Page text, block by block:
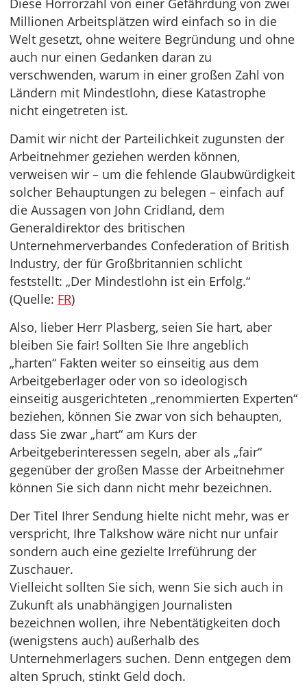
Diese Horrorzahl von einer Gefährdung von zwei
Millionen Arbeitsplätzen wird einfach so in die
Welt gesetzt, ohne weitere Begründung und ohne
auch nur einen Gedanken daran zu
verschwenden, warum in einer großen Zahl von
Ländern mit Mindestlohn, diese Katastrophe
nicht eingetreten ist.
Damit wir nicht der Parteilichkeit zugunsten der
Arbeitnehmer geziehen werden können,
verweisen wir – um die fehlende Glaubwürdigkeit
solcher Behauptungen zu belegen – einfach auf
die Aussagen von John Cridland, dem
Generaldirektor des britischen
Unternehmerverbandes Confederation of British
Industry, der für Großbritannien schlicht
feststellt: „Der Mindestlohn ist ein Erfolg.“
(Quelle: FR)
Also, lieber Herr Plasberg, seien Sie hart, aber
bleiben Sie fair! Sollten Sie Ihre angeblich
„harten“ Fakten weiter so einseitig aus dem
Arbeitgeberlager oder von so ideologisch
einseitig ausgerichteten „renommierten Experten“
beziehen, können Sie zwar von sich behaupten,
dass Sie zwar „hart“ am Kurs der
Arbeitgeberinteressen segeln, aber als „fair“
gegenüber der großen Masse der Arbeitnehmer
können Sie sich dann nicht mehr bezeichnen.
Der Titel Ihrer Sendung hielte nicht mehr, was er
verspricht, Ihre Talkshow wäre nicht nur unfair
sondern auch eine gezielte Irreführung der
Zuschauer.
Vielleicht sollten Sie sich, wenn Sie sich auch in
Zukunft als unabhängigen Journalisten
bezeichnen wollen, ihre Nebentätigkeiten doch
(wenigstens auch) außerhalb des
Unternehmerlagers suchen. Denn entgegen dem
alten Spruch, stinkt Geld doch.